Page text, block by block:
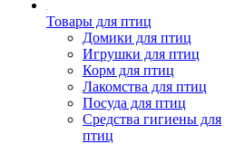
Товары для птиц
Домики для птиц
Игрушки для птиц
Корм для птиц
Лакомства для птиц
Посуда для птиц
Средства гигиены для
птиц